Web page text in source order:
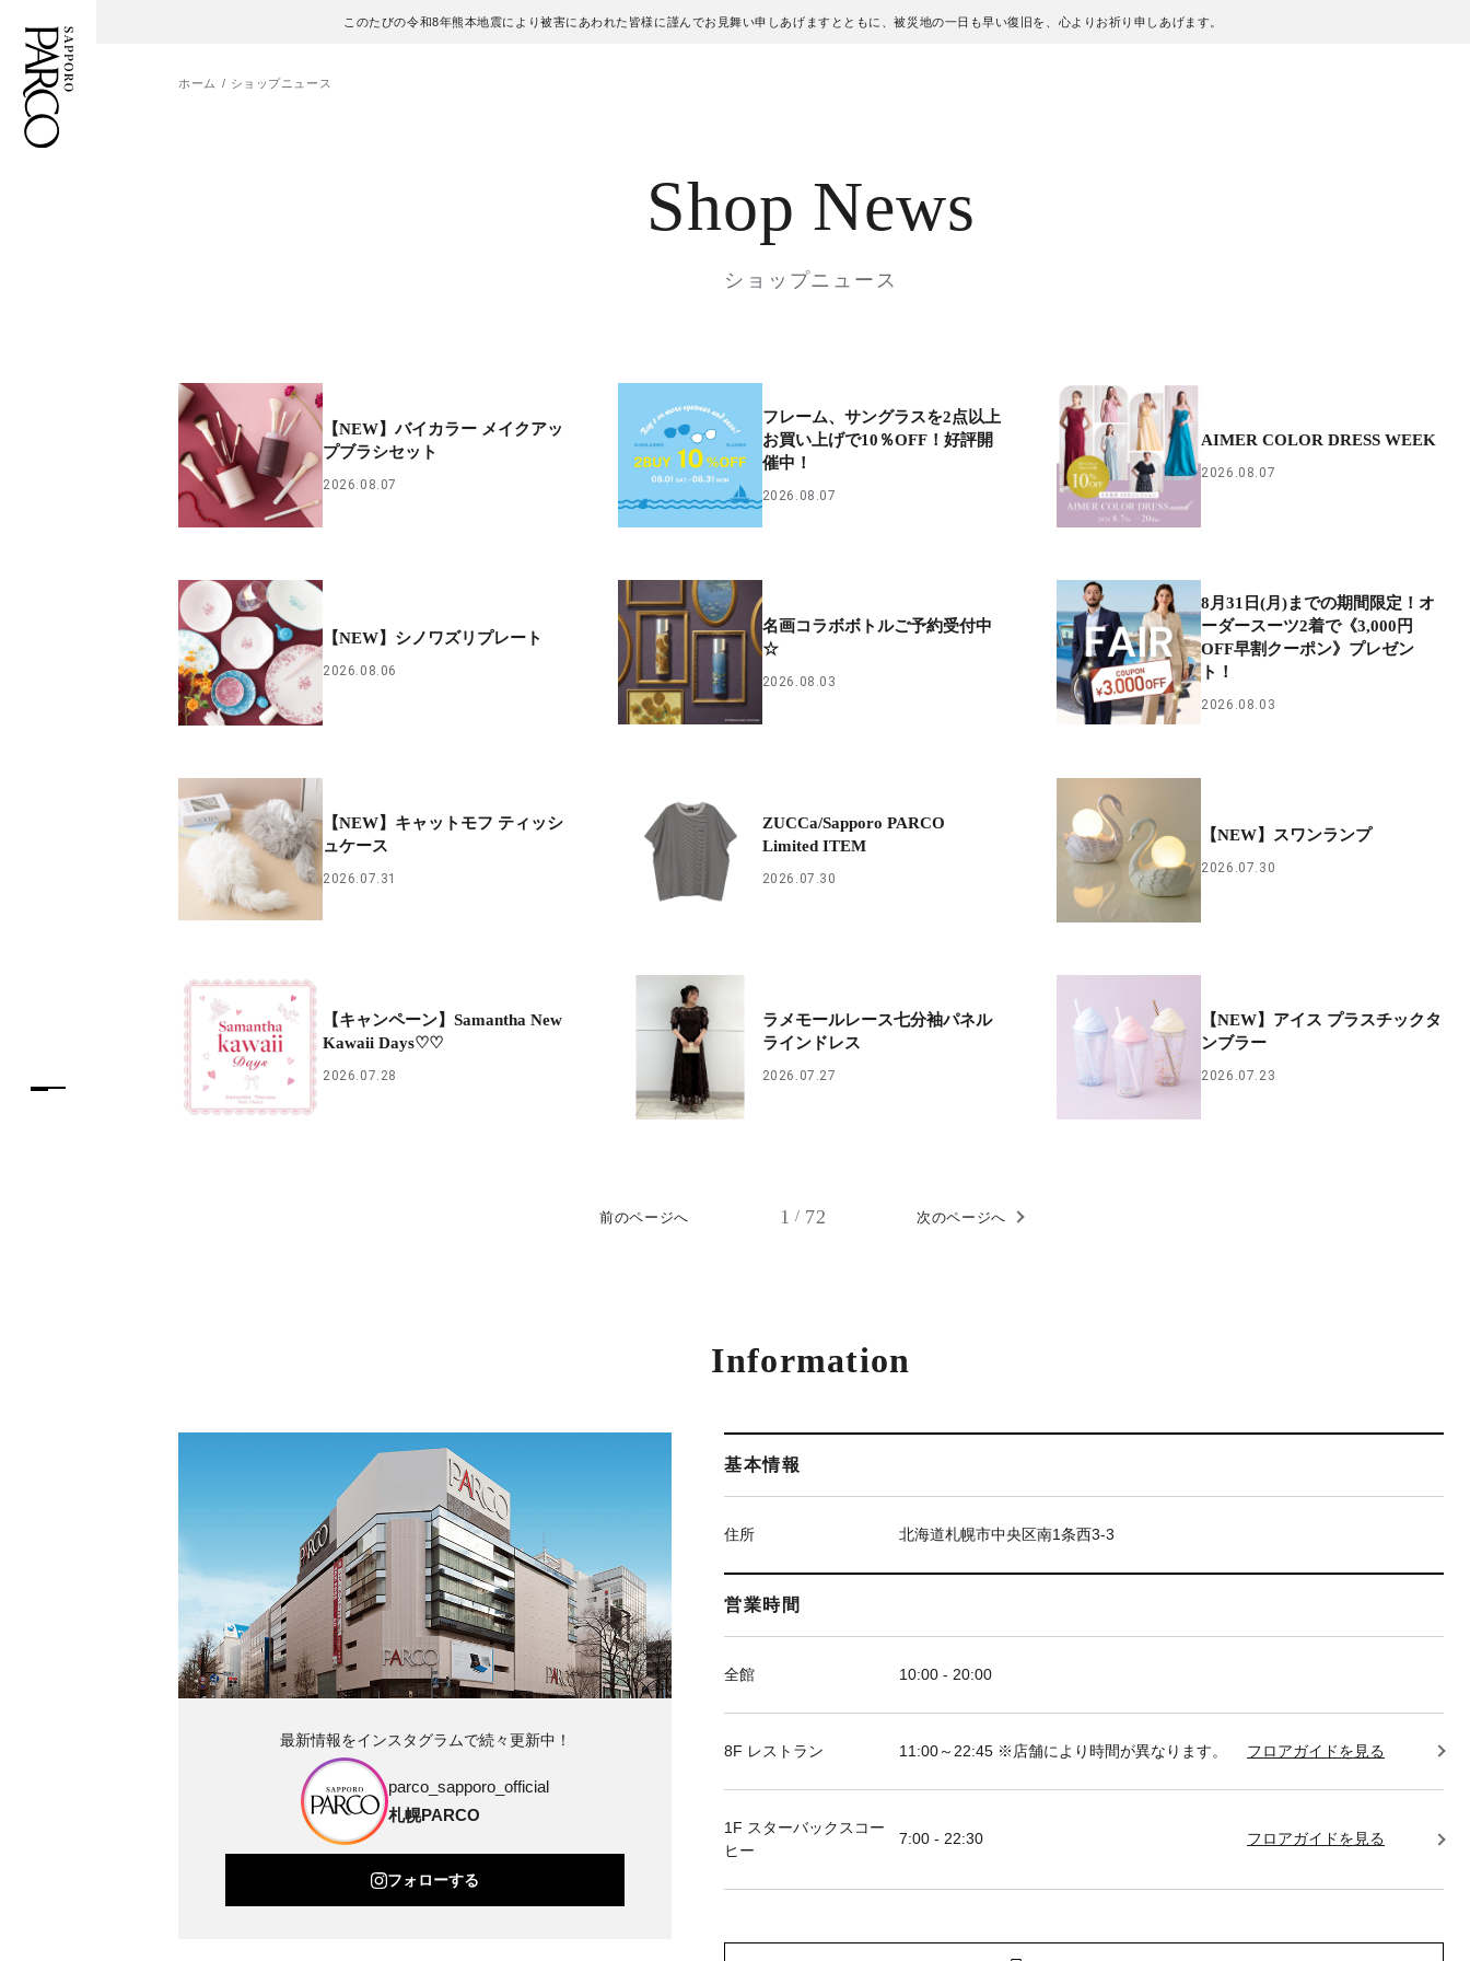
このたびの令和8年熊本地震により被害にあわれた皆様に謹んでお見舞い申しあげますとともに、被災地の一日も早い復旧を、心よりお祈り申しあげます。
TAX FREE
PARCOメンバーズ
ホーム ショップニュース
Shop News
ショップニュース
【NEW】バイカラー メイクアッ
プブラシセット
2026.08.07
フレーム、サングラスを2点以上
お買い上げで10％OFF！好評開
催中！
2026.08.07
AIMER COLOR DRESS WEEK
2026.08.07
【NEW】シノワズリプレート
2026.08.06
名画コラボボトルご予約受付中
☆
2026.08.03
8月31日(月)までの期間限定！オ
ーダースーツ2着で《3,000円
OFF早割クーポン》プレゼン
ト！
2026.08.03
【NEW】キャットモフ ティッシ
ュケース
2026.07.31
ZUCCa/Sapporo PARCO
Limited ITEM
2026.07.30
【NEW】スワンランプ
2026.07.30
【キャンペーン】Samantha New
Kawaii Days♡♡
2026.07.28
ラメモールレース七分袖パネル
ラインドレス
2026.07.27
【NEW】アイス プラスチックタ
ンブラー
2026.07.23
前のページへ 1 / 72 次のページへ
Information
基本情報
住所 北海道札幌市中央区南1条西3-3
営業時間
全館 10:00 - 20:00
8F レストラン 11:00～22:45 ※店舗により時間が異なります。 フロアガイドを見る
1F スターバックスコー
ヒー
7:00 - 22:30 フロアガイドを見る
最新情報をインスタグラムで続々更新中！
parco_sapporo_official
札幌PARCO
フォローする